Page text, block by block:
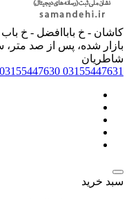
کاشان - خ باباافضل - خ باب
بازار شده، پس از صد
شاطریان
03155447631
03155447630
سبد خرید